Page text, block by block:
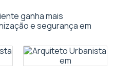
ganha mais
e segurança em